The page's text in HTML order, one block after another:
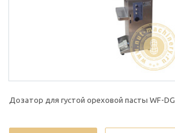
Дозатор для густой ореховой пасты WF-DG